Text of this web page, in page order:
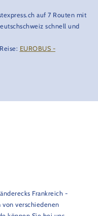
auf 7 Routen mit
schnell und
EUROBUS -
Frankreich -
von verschiedenen